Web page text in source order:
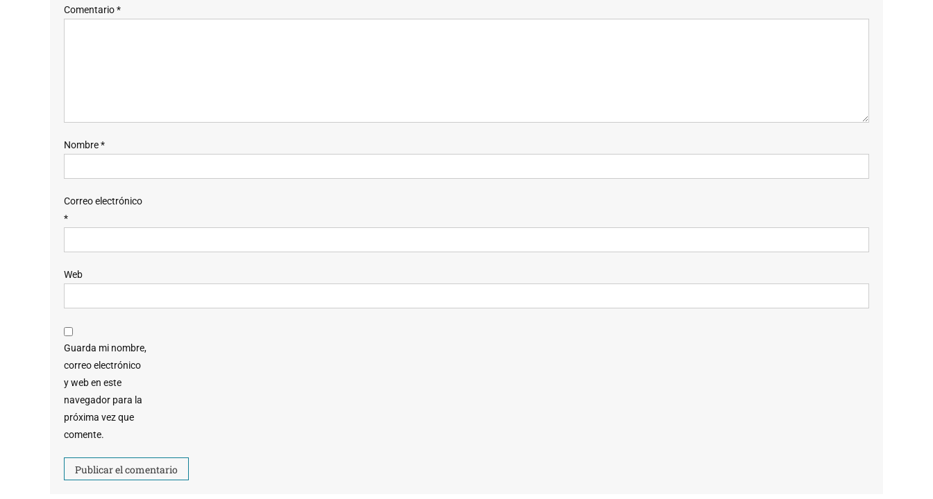
Comentario*
Nombre*
Correo electrónico
*
Web
Guarda mi nombre,
correo electrónico
y web en este
navegador para la
próxima vez que
comente.